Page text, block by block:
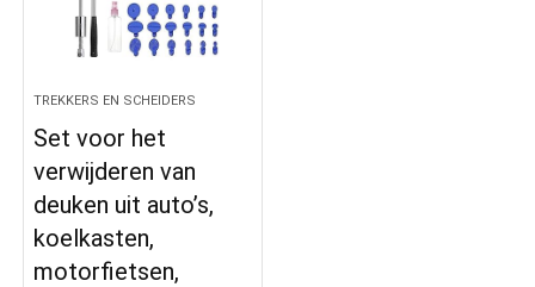
TREKKERS EN SCHEIDERS
Set voor het
verwijderen van
deuken uit auto’s,
koelkasten,
motorfietsen,